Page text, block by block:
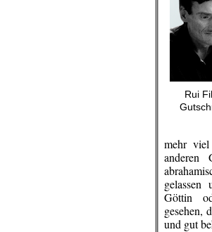
Rui
mehr
anderen
Göttin
gesehen,
und gut